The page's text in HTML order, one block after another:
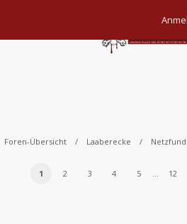
Foren-Übersicht Laaberecke
1 2 3 4 5 … 12